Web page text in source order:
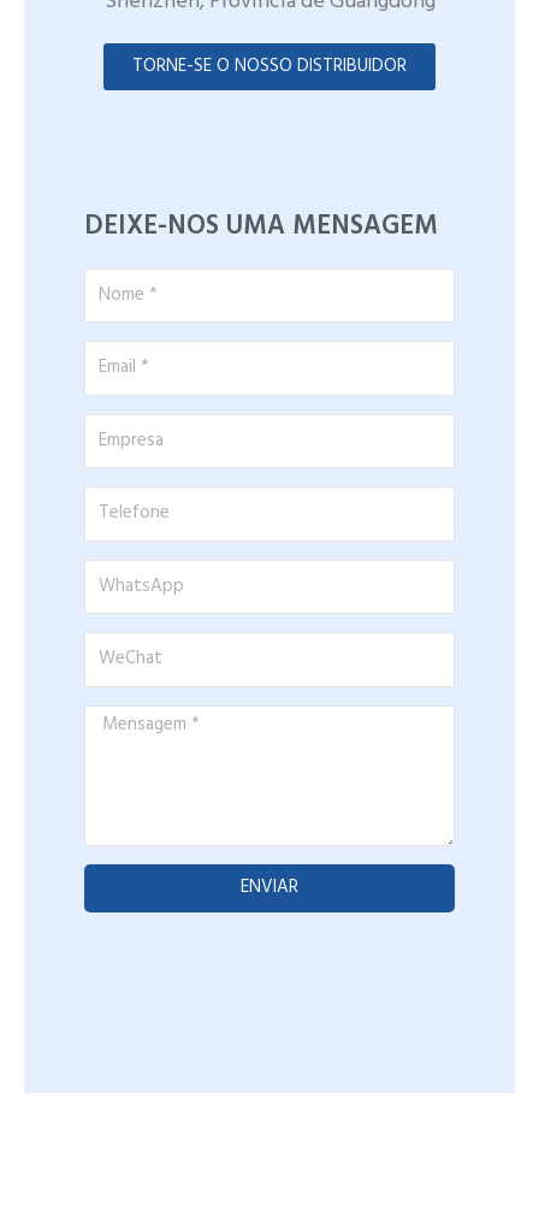
TORNE-SE O NOSSO DISTRIBUIDOR
DEIXE-NOS UMA MENSAGEM
Nome
*
Email
*
Empresa
Telefone
WhatsApp
WeChat
Mensagem
ENVIAR